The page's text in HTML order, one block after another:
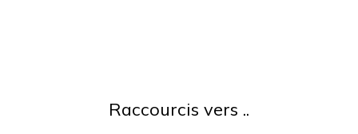
Raccourcis vers ..